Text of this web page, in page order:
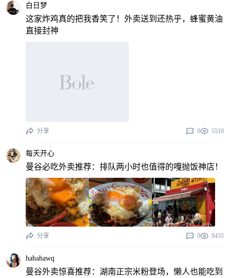
白日梦
这家炸鸡真的把我香笑了！外卖送到还热乎，蜂蜜黄油
直接封神
分享 0 5510
每天开心
曼谷必吃外卖推荐：排队两小时也值得的嘎抛饭神店！
分享 0 9435
hahahawq
曼谷外卖惊喜推荐：湖南正宗米粉登场，懒人也能吃到